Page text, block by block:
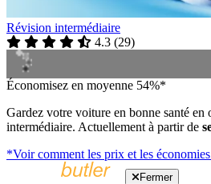
Révision intermédiaire
4.3 (29)
Économisez en moyenne 54%*
Gardez votre voiture en bonne santé en
intermédiaire. Actuellement à partir de
*Voir comment les prix et les
Fermer